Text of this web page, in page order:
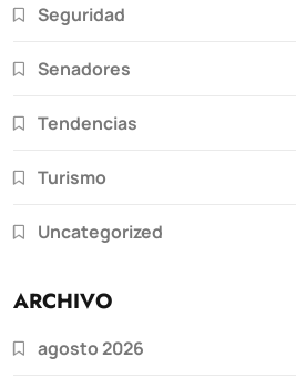
Seguridad
Senadores
Tendencias
Turismo
Uncategorized
ARCHIVO
agosto 2026